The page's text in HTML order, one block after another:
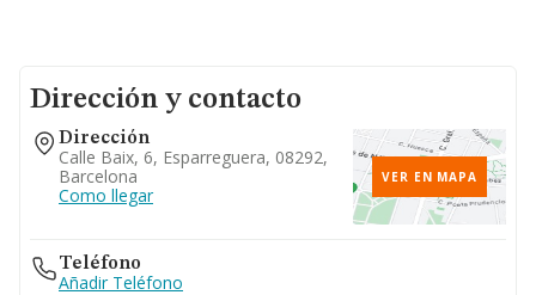
Dirección y contacto
Dirección
Calle Baix, 6, Esparreguera, 08292,
Barcelona
Como llegar
VER EN MAPA
Teléfono
Añadir Teléfono